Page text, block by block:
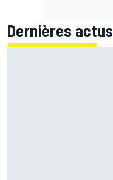
Dernières actus